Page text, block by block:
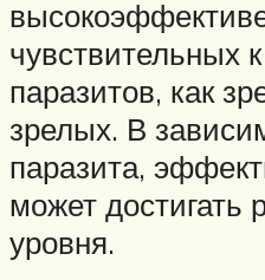
чувствительных
паразитов, как
зрелых. В
паразита,
может достигать
уровня.